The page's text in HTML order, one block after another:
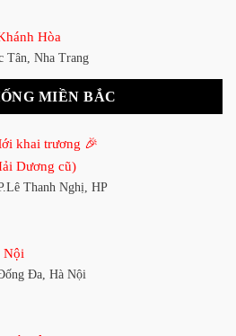
Bình, TP HCM
HCM
Dương
An, Bình Dương
Nai
TP. Biên Hòa, Đồng Nai
Hòa
Tân, Nha Trang
Bình, TP Vinh, Nghệ An
MIỀN BẮC
khai trương 🎉
Dương cũ)
Thanh Nghị, HP
Nội
Đa, Hà Nội